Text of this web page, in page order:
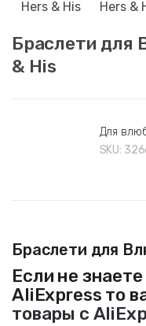
Браслети для
& His
Для
SKU:
Браслети для
Если не
AliExpress то
товары с